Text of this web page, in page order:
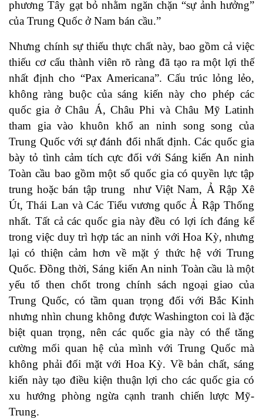
phương Tây gạt bỏ nhằm ngăn chặn “sự ảnh hưởng”
của Trung Quốc ở Nam bán cầu.”
Nhưng chính sự thiếu thực chất này, bao gồm cả việc
thiếu cơ cấu thành viên rõ ràng đã tạo ra một lợi thế
nhất định cho “Pax Americana”. Cấu trúc lỏng lẻo,
không ràng buộc của sáng kiến này cho phép các
quốc gia ở Châu Á, Châu Phi và Châu Mỹ Latinh
tham gia vào khuôn khổ an ninh song song của
Trung Quốc với sự đánh đổi nhất định. Các quốc gia
bày tỏ tình cảm tích cực đối với Sáng kiến An ninh
Toàn cầu bao gồm một số quốc gia có quyền lực tập
trung hoặc bán tập trung như Việt Nam, Ả Rập Xê
Út,Thái LanvàCác Tiểu vương quốc Ả Rập Thống
nhất. Tất cả các quốc gia này đều có lợi ích đáng kể
trong việc duy trì hợp tác an ninh với Hoa Kỳ, nhưng
lại có thiện cảm hơn về mặt ý thức hệ với Trung
Quốc. Đồng thời, Sáng kiến An ninh Toàn cầu là một
yếu tố then chốt trong chính sách ngoại giao của
Trung Quốc, có tầm quan trọng đối với Bắc Kinh
nhưng nhìn chung không được Washington coi là đặc
biệt quan trọng, nên các quốc gia này có thể tăng
cường mối quan hệ của mình với Trung Quốc mà
không phải đối mặt với Hoa Kỳ. Về bản chất, sáng
kiến này tạo điều kiện thuận lợi cho các quốc gia có
xu hướng phòng ngừa cạnh tranh chiến lược Mỹ-
Trung. ​